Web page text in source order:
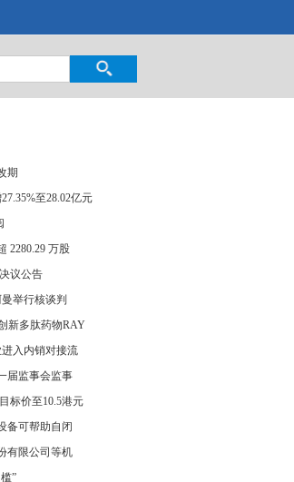
期
至28.02亿元
2280.29 万股
议公告
举行核谈判
新多肽药物RAY
入内销对接流
届监事会监事
标价至10.5港元
备可帮助自闭
有限公司等机
”